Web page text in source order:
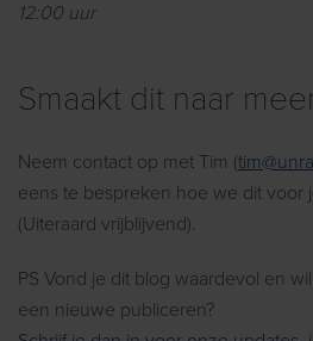
12:00 uur
Smaakt dit naar
Neem contact op met Tim (
eens te bespreken hoe we dit voor
(Uiteraard vrijblijvend).
PS Vond je dit blog waardevol en
een nieuwe publiceren?